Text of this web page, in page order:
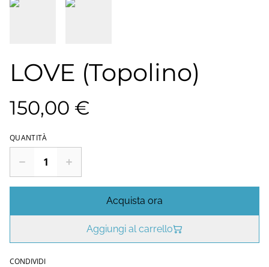
LOVE (Topolino)
150,00 €
QUANTITÀ
Acquista ora
Aggiungi al carrello
CONDIVIDI